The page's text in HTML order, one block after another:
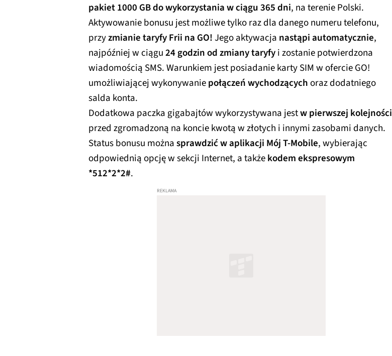
pakiet 1000 GB do wykorzystania w ciągu 365 dni, na terenie Polski.
Aktywowanie bonusu jest możliwe tylko raz dla danego numeru telefonu,
przyzmianie taryfy Frii na GO!Jego aktywacja nastąpi automatycznie,
najpóźniej w ciągu24 godzin od zmiany taryfyi zostanie potwierdzona
wiadomością SMS. Warunkiem jest posiadanie karty SIM w ofercie GO!
umożliwiającej wykonywaniepołączeń wychodzącychoraz dodatniego
salda konta.
Dodatkowa paczka gigabajtów wykorzystywana jestw pierwszej kolejności
przed zgromadzoną na koncie kwotą w złotych i innymi zasobami danych.
Status bonusu możnasprawdzić w aplikacji Mój T-Mobile, wybierając
odpowiednią opcję w sekcji Internet, a takżekodem ekspresowym
*512*2*2#.